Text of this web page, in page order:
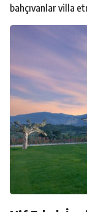
bahçıvanlar villa